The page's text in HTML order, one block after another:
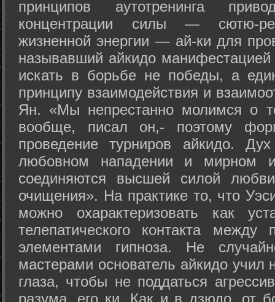
принципов аутотренинга
концентрации силы — сютю-
жизненной энергии — ай-ки для
называвший айкидо
искать в борьбе не победы, а
принципу взаимодействия и
Ян. «Мы непрестанно молимся о
вообще, писал он,- поэтому
проведение турниров айкидо.
любовном нападении и мирном
соединяются высшей силой
очищения». На практике то, что
можно охарактеризовать как
телепатического контакта между
элементами гипноза. Не
мастерами основатель айкидо учил
глаза, чтобы не поддаться
разума, его ки. Как и в дзюдо, от